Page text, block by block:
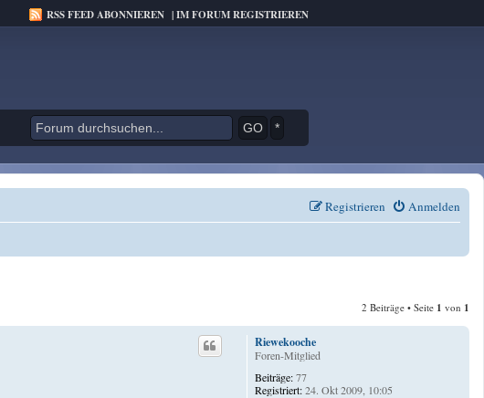
RSS FEED ABONNIEREN |IM FORUM REGISTRIEREN
*
Anmelden
Registrieren
2 Beiträge • Seite 1 von 1
Riewekooche
Foren-Mitglied
Beiträge:77
Registriert:24. Okt 2009, 10:05